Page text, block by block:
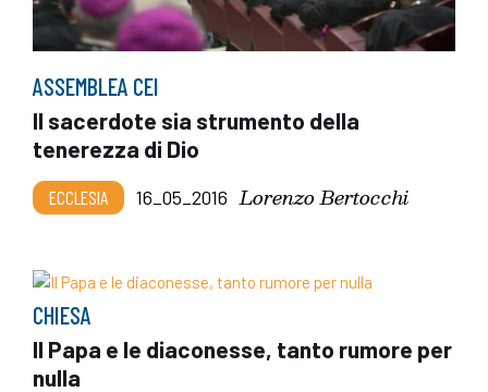
ASSEMBLEA CEI
Il sacerdote sia strumento della
tenerezza di Dio
ECCLESIA 16_05_2016 Lorenzo Bertocchi
CHIESA
Il Papa e le diaconesse, tanto rumore per
nulla